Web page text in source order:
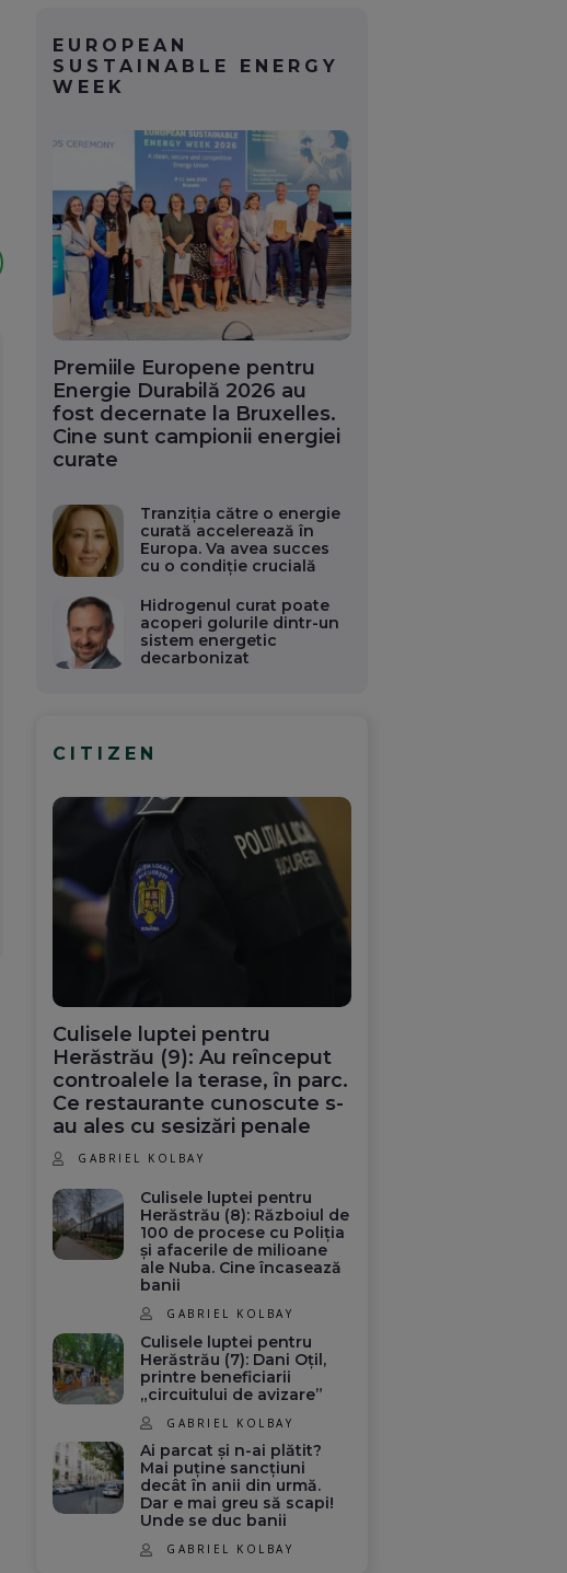
EUROPEAN
SUSTAINABLE ENERGY
WEEK
Premiile Europene pentru
Energie Durabilă 2026 au
fost decernate la Bruxelles.
Cine sunt campionii energiei
curate
Tranziția către o energie
curată accelerează în
Europa. Va avea succes
cu o condiție crucială
Hidrogenul curat poate
acoperi golurile dintr-un
sistem energetic
decarbonizat
CITIZEN
Culisele luptei pentru
Herăstrău (9): Au reînceput
controalele la terase, în parc.
Ce restaurante cunoscute s-
au ales cu sesizări penale
GABRIEL KOLBAY
Culisele luptei pentru
Herăstrău (8): Războiul de
100 de procese cu Poliția
și afacerile de milioane
ale Nuba. Cine încasează
banii
GABRIEL KOLBAY
Culisele luptei pentru
Herăstrău (7): Dani Oțil,
printre beneficiarii
„circuitului de avizare”
GABRIEL KOLBAY
Ai parcat și n-ai plătit?
Mai puține sancțiuni
decât în anii din urmă.
Dar e mai greu să scapi!
Unde se duc banii
GABRIEL KOLBAY